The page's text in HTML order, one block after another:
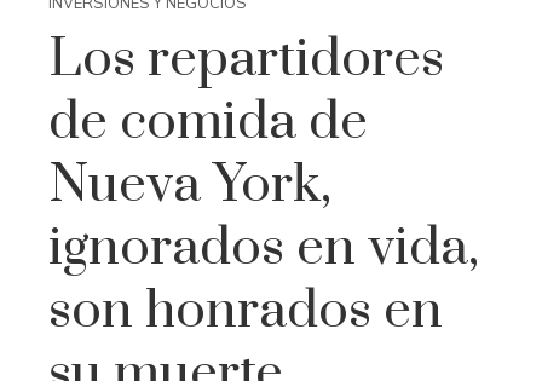
Los repartidores
de comida de
Nueva York,
ignorados en vida,
son honrados en